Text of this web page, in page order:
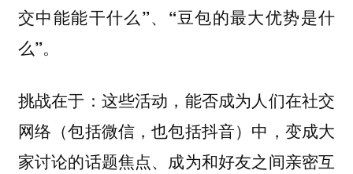
交中能能干什么”、“豆包的最大优势是什
么”。
挑战在于：这些活动，能否成为人们在社交
网络（包括微信，也包括抖音）中，变成大
家讨论的话题焦点、成为和好友之间亲密互